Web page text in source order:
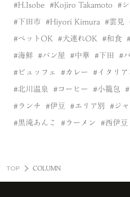
H.Isobe Kojiro Takamoto
下田市 Hiyori Kimura 雲見
ペットOK 犬連れOK 和食
海鮮 パン屋 中華 下田
ビュッフェ カレー イタリア
北川温泉 コーヒー 小籠包
ランチ 伊豆 エリア別 ジ
黒滝あんこ ラーメン 西伊豆
TOP COLUMN